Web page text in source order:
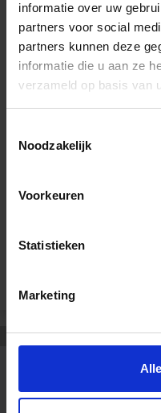
informatie over uw
partners voor social
partners kunnen deze
informatie die u aan ze
verzameld op basis van
Noodzakelijk
Voorkeuren
Statistieken
Marketing
Wil je
Onze
Andere Series van